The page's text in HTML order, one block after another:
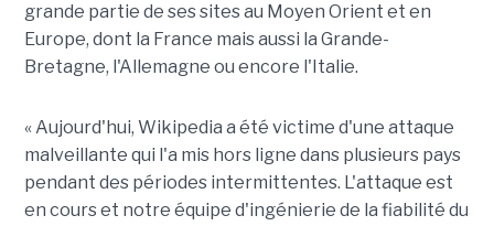
grande partie de ses sites au Moyen Orient et en
Europe, dont la France mais aussi la Grande-
Bretagne, l'Allemagne ou encore l'Italie.
« Aujourd'hui, Wikipedia a été victime d'une attaque
malveillante qui l'a mis hors ligne dans plusieurs pays
pendant des périodes intermittentes. L'attaque est
en cours et notre équipe d'ingénierie de la fiabilité du